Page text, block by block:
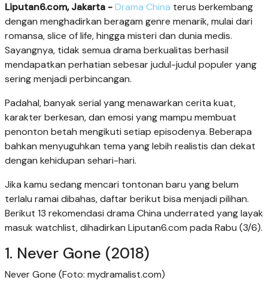
Liputan6.com, Jakarta -Drama China terus berkembang
dengan menghadirkan beragam genre menarik, mulai dari
romansa, slice of life, hingga misteri dan dunia medis.
Sayangnya, tidak semua drama berkualitas berhasil
mendapatkan perhatian sebesar judul-judul populer yang
sering menjadi perbincangan.
Padahal, banyak serial yang menawarkan cerita kuat,
karakter berkesan, dan emosi yang mampu membuat
penonton betah mengikuti setiap episodenya. Beberapa
bahkan menyuguhkan tema yang lebih realistis dan dekat
dengan kehidupan sehari-hari.
Jika kamu sedang mencari tontonan baru yang belum
terlalu ramai dibahas, daftar berikut bisa menjadi pilihan.
Berikut 13 rekomendasi drama China underrated yang layak
masuk watchlist, dihadirkan Liputan6.com pada Rabu (3/6).
1. Never Gone (2018)
Never Gone (Foto: mydramalist.com)